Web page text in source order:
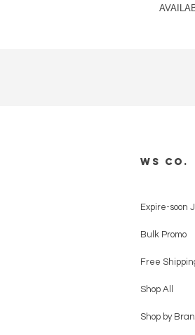
WS CO.
Expire-soon
Bulk Promo
Free
Shop All
Shop by